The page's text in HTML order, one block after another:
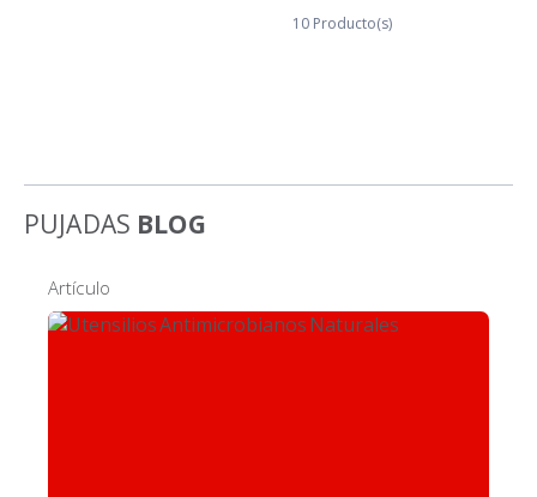
10 Producto(s)
PUJADAS BLOG
Artículo